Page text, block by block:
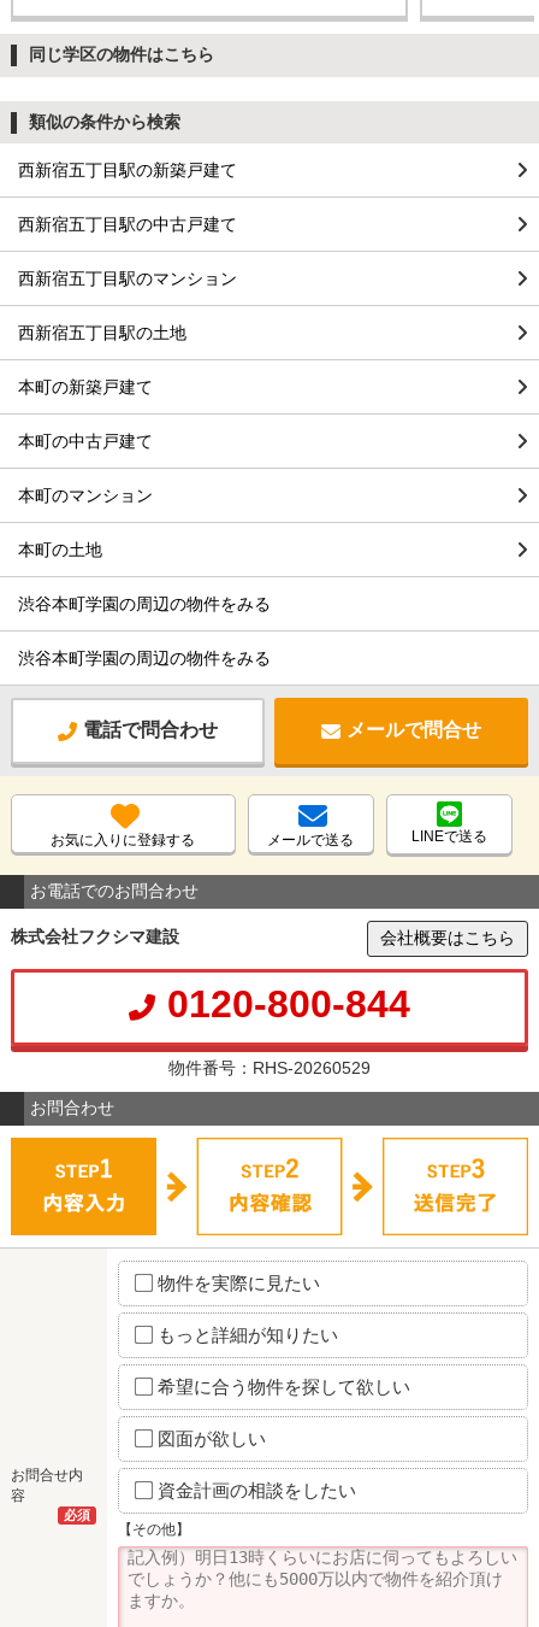
同じ学区の物件はこちら
類似の条件から検索
西新宿五丁目駅の新築戸建て
西新宿五丁目駅の中古戸建て
西新宿五丁目駅のマンション
西新宿五丁目駅の土地
本町の新築戸建て
本町の中古戸建て
本町のマンション
本町の土地
渋谷本町学園の周辺の物件をみる
渋谷本町学園の周辺の物件をみる
電話で問合わせ メールで問合せ
お気に入りに登録する メールで送る LINEで送る
お電話でのお問合わせ
株式会社フクシマ建設 会社概要はこちら
0120-800-844
物件番号：RHS-20260529
お問合わせ
お問合せ内
容
必須
物件を実際に見たい
もっと詳細が知りたい
希望に合う物件を探して欲しい
図面が欲しい
資金計画の相談をしたい
【その他】